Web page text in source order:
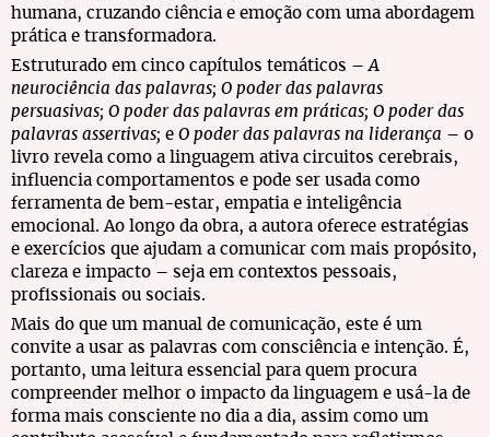
humana, cruzando ciência e emoção com uma abordagem
prática e transformadora.
Estruturado em cinco capítulos temáticos –A
neurociência das palavras; O poder das palavras
persuasivas; O poder das palavras em práticas; O poder das
palavras assertivas; e O poder das palavras na liderança – o
livro revela como a linguagem ativa circuitos cerebrais,
influencia comportamentos e pode ser usada como
ferramenta de bem-estar, empatia e inteligência
emocional. Ao longo da obra, a autora oferece estratégias
e exercícios que ajudam a comunicar com mais propósito,
clareza e impacto – seja em contextos pessoais,
profissionais ou sociais.
Mais do que um manual de comunicação, este é um
convite a usar as palavras com consciência e intenção. É,
portanto, uma leitura essencial para quem procura
compreender melhor o impacto da linguagem e usá-la de
forma mais consciente no dia a dia, assim como um